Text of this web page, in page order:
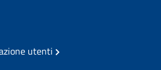
utenti